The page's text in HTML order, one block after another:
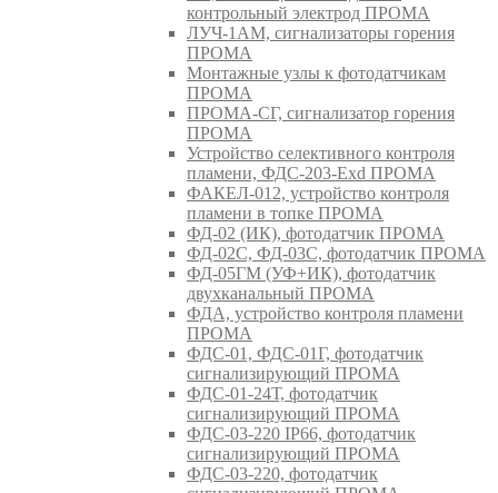
контрольный электрод ПРОМА
ЛУЧ-1АМ, сигнализаторы горения
ПРОМА
Монтажные узлы к фотодатчикам
ПРОМА
ПРОМА-СГ, сигнализатор горения
ПРОМА
Устройство селективного контроля
пламени, ФДС-203-Exd ПРОМА
ФАКЕЛ-012, устройство контроля
пламени в топке ПРОМА
ФД-02 (ИК), фотодатчик ПРОМА
ФД-02С, ФД-03С, фотодатчик ПРОМА
ФД-05ГМ (УФ+ИК), фотодатчик
двухканальный ПРОМА
ФДА, устройство контроля пламени
ПРОМА
ФДС-01, ФДС-01Г, фотодатчик
сигнализирующий ПРОМА
ФДС-01-24Т, фотодатчик
сигнализирующий ПРОМА
ФДС-03-220 IP66, фотодатчик
сигнализирующий ПРОМА
ФДС-03-220, фотодатчик